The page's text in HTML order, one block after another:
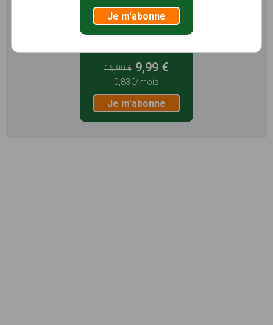
Je m'abonne
12 mois
16,99 € 9,99 €
0,83€/mois
Je m'abonne
Je m'abonne